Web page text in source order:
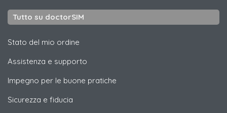
Tutto su doctorSIM
Stato del mio ordine
Assistenza e supporto
Impegno per le buone pratiche
Sicurezza e fiducia